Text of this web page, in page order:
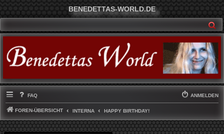
BENEDETTAS-WORLD.DE
FAQ ANMELDEN
FOREN-ÜBERSICHT INTERNA HAPPY BIRTHDAY!